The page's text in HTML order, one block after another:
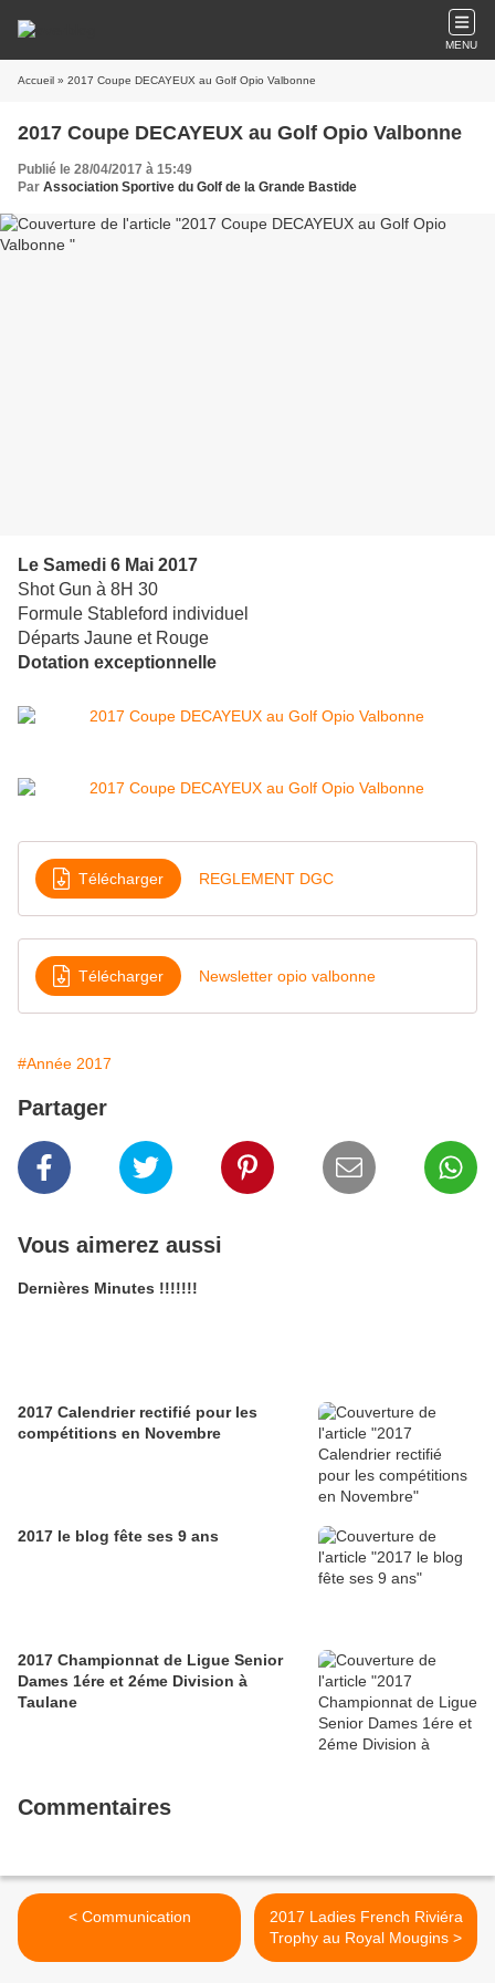
MENU
Accueil » 2017 Coupe DECAYEUX au Golf Opio Valbonne
2017 Coupe DECAYEUX au Golf Opio Valbonne
Publié le 28/04/2017 à 15:49
Par Association Sportive du Golf de la Grande Bastide
Le Samedi 6 Mai 2017
Shot Gun à 8H 30
Formule Stableford individuel
Départs Jaune et Rouge
Dotation exceptionnelle
Télécharger REGLEMENT DGC
Télécharger Newsletter opio valbonne
#Année 2017
Partager
Vous aimerez aussi
Dernières Minutes !!!!!!!
2017 Calendrier rectifié pour les
compétitions en Novembre
2017 le blog fête ses 9 ans
2017 Championnat de Ligue Senior
Dames 1ére et 2éme Division à
Taulane
Commentaires
< Communication
2017 Ladies French Riviéra
Trophy au Royal Mougins >